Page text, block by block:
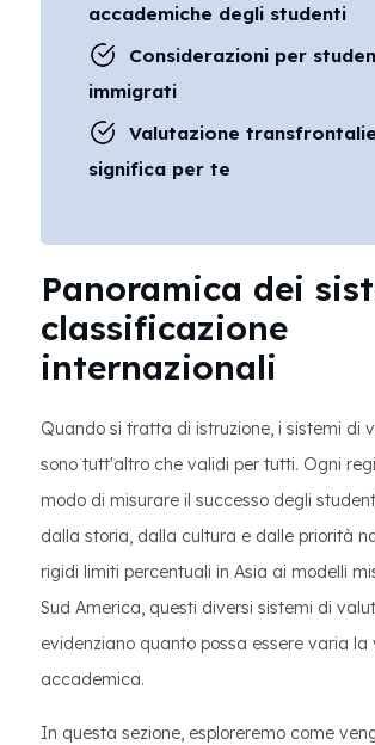
accademiche degli studenti
Considerazioni per
immigrati
Valutazione
significa per te
Panoramica dei
classificazione
internazionali
Quando si tratta di istruzione, i sistemi di
sono tutt'altro che validi per tutti. Ogni
modo di misurare il successo degli
dalla storia, dalla cultura e dalle priorità
rigidi limiti percentuali in Asia ai modelli
Sud America, questi diversi sistemi di
evidenziano quanto possa essere varia la
accademica.
In questa sezione, esploreremo come